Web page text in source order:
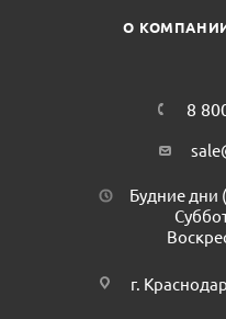
О
8
Будние дни
г.